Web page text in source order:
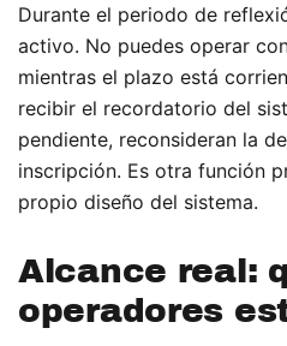
Durante el periodo de
activo. No puedes operar
mientras el plazo está
recibir el recordatorio del
pendiente, reconsideran la
inscripción. Es otra función
propio diseño del sistema.
Alcance real:
operadores